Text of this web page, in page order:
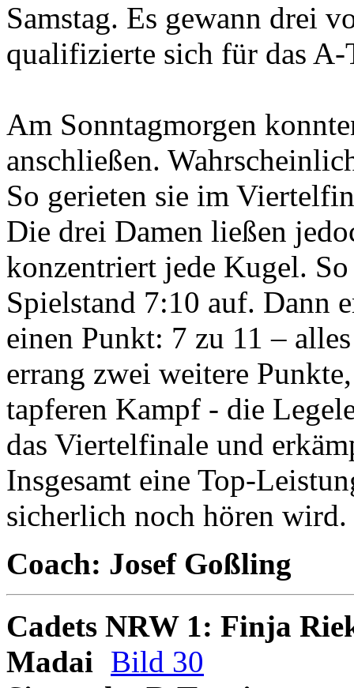
Samstag. Es gewann drei
qualifizierte sich für das A-
Am Sonntagmorgen
anschließen.
So gerieten sie im
Die drei Damen ließen
konzentriert jede Kugel.
Spielstand 7:10 auf. Dann
einen Punkt: 7 zu 11 –
errang zwei weitere
tapferen Kampf - die
das Viertelfinale und
Insgesamt eine Top-
sicherlich noch hören wird.
Coach: Josef Goßling
Cadets NRW 1: Finja
Madai Bild 30